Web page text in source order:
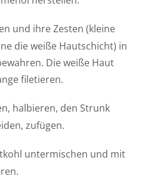
und ihre Zesten (kleine
die weiße Hautschicht) in
Die weiße Haut
filetieren.
halbieren, den Strunk
zufügen.
untermischen und mit